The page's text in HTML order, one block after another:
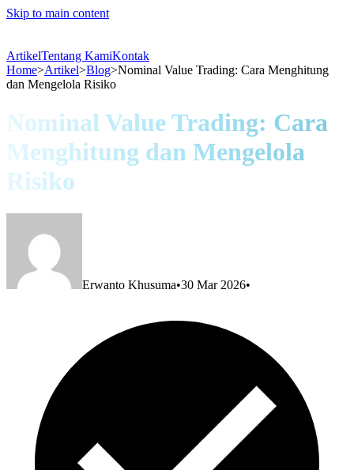
Skip to main content
ArtikelTentang KamiKontak
Home>Artikel>Blog>Nominal Value Trading: Cara Menghitung
dan Mengelola Risiko
Nominal Value Trading: Cara
Menghitung dan Mengelola
Risiko
Erwanto Khusuma•30 Mar 2026•